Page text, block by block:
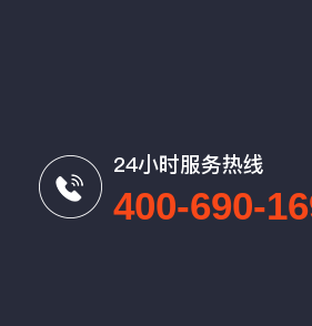
24小时服务热线
400-690-